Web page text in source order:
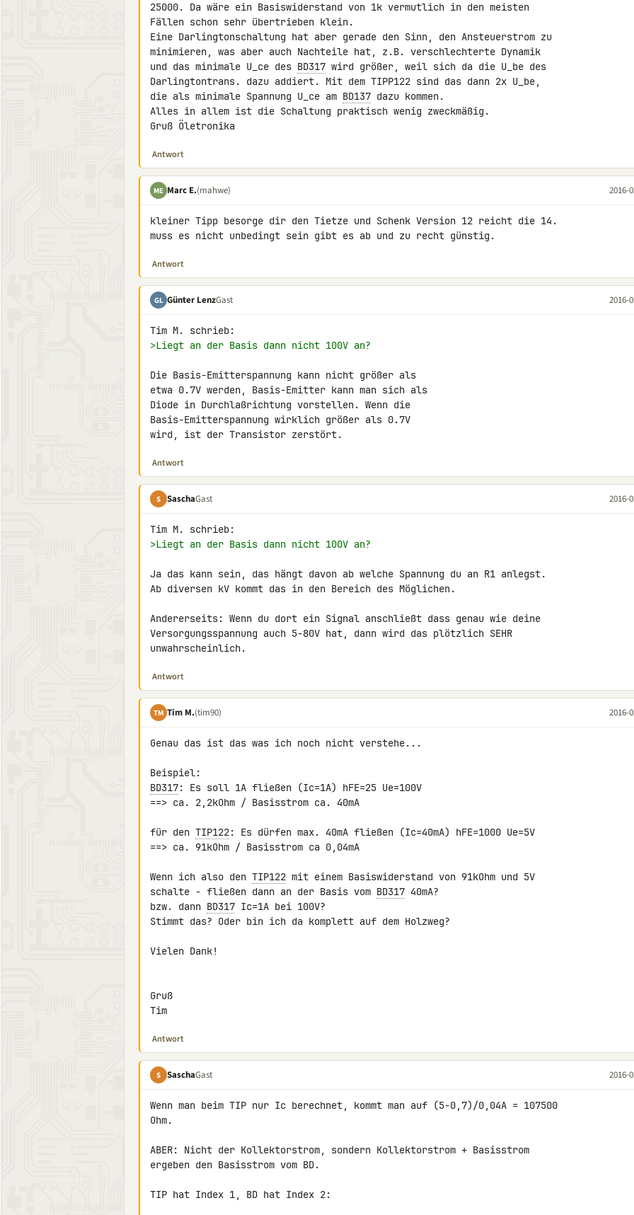
25000. Da wäre ein Basiswiderstand von 1k vermutlich in den meisten
Fällen schon sehr übertrieben klein.
Eine Darlingtonschaltung hat aber gerade den Sinn, den Ansteuerstrom zu
minimieren, was aber auch Nachteile hat, z.B. verschlechterte Dynamik
und das minimale U_ce des BD317 wird größer, weil sich da die U_be des
Darlingtontrans. dazu addiert. Mit dem TIPP122 sind das dann 2x U_be,
die als minimale Spannung U_ce am BD137 dazu kommen.
Alles in allem ist die Schaltung praktisch wenig zweckmäßig.
Gruß Öletronika
Antwort
ME Marc E.(mahwe) 2016-
kleiner Tipp besorge dir den Tietze und Schenk Version 12 reicht die 14.
muss es nicht unbedingt sein gibt es ab und zu recht günstig.
Antwort
GL Günter LenzGast 2016-
>Liegt an der Basis dann nicht 100V an?
Die Basis-Emitterspannung kann nicht größer als
etwa 0.7V werden, Basis-Emitter kann man sich als
Diode in Durchlaßrichtung vorstellen. Wenn die
Basis-Emitterspannung wirklich größer als 0.7V
wird, ist der Transistor zerstört.
Antwort
S SaschaGast 2016-
>Liegt an der Basis dann nicht 100V an?
Ja das kann sein, das hängt davon ab welche Spannung du an R1 anlegst.
Ab diversen kV kommt das in den Bereich des Möglichen.
Andererseits: Wenn du dort ein Signal anschließt dass genau wie deine
Versorgungsspannung auch 5-80V hat, dann wird das plötzlich SEHR
unwahrscheinlich.
Antwort
TM Tim M.(tim90) 2016-
Genau das ist das was ich noch nicht verstehe...
BD317: Es soll 1A fließen (Ic=1A) hFE=25 Ue=100V
==> ca. 2,2kOhm / Basisstrom ca. 40mA
für den TIP122: Es dürfen max. 40mA fließen (Ic=40mA) hFE=1000 Ue=5V
==> ca. 91kOhm / Basisstrom ca 0,04mA
Wenn ich also den TIP122 mit einem Basiswiderstand von 91kOhm und 5V
schalte - fließen dann an der Basis vom BD317 40mA?
bzw. dann BD317 Ic=1A bei 100V?
Stimmt das? Oder bin ich da komplett auf dem Holzweg?
Vielen Dank!
Gruß
Tim
Antwort
S SaschaGast 2016-
Wenn man beim TIP nur Ic berechnet, kommt man auf (5-0,7)/0,04A = 107500
Ohm.
ABER: Nicht der Kollektorstrom, sondern Kollektorstrom + Basisstrom
ergeben den Basisstrom vom BD.
TIP hat Index 1, BD hat Index 2: